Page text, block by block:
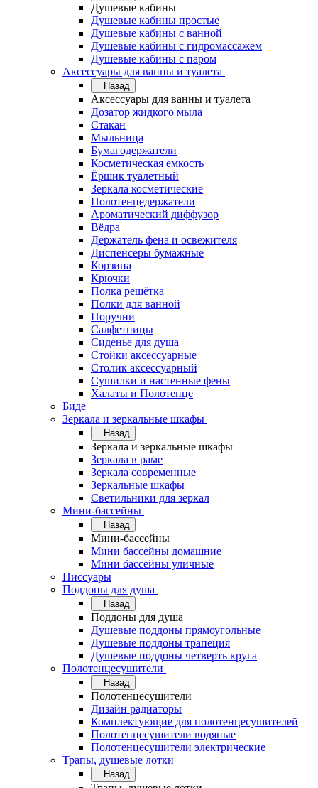
Душевые кабины
Душевые кабины простые
Душевые кабины с ванной
Душевые кабины с гидромассажем
Душевые кабины с паром
Аксессуары для ванны и туалета
Назад
Аксессуары для ванны и туалета
Дозатор жидкого мыла
Стакан
Мыльница
Бумагодержатели
Косметическая емкость
Ёршик туалетный
Зеркала косметические
Полотенцедержатели
Ароматический диффузор
Вёдра
Держатель фена и освежителя
Диспенсеры бумажные
Корзина
Крючки
Полка решётка
Полки для ванной
Поручни
Салфетницы
Сиденье для душа
Стойки аксессуарные
Столик аксессуарный
Сушилки и настенные фены
Халаты и Полотенце
Биде
Зеркала и зеркальные шкафы
Назад
Зеркала и зеркальные шкафы
Зеркала в раме
Зеркала современные
Зеркальные шкафы
Светильники для зеркал
Мини-бассейны
Назад
Мини-бассейны
Мини бассейны домашние
Мини бассейны уличные
Писсуары
Поддоны для душа
Назад
Поддоны для душа
Душевые поддоны прямоугольные
Душевые поддоны трапеция
Душевые поддоны четверть круга
Полотенцесушители
Назад
Полотенцесушители
Дизайн радиаторы
Комплектующие для полотенцесушителей
Полотенцесушители водяные
Полотенцесушители электрические
Трапы, душевые лотки
Назад